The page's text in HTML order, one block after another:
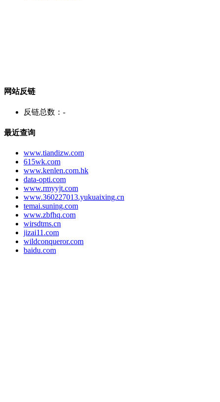
网站反链
反链总数： -
最近查询
www.tiandizw.com
615wk.com
www.kenlen.com.hk
data-opti.com
www.rmyyjt.com
www.360227013.yukuaixing.cn
temai.suning.com
www.zbfhq.com
wirsdtms.cn
jizai11.com
wildconqueror.com
baidu.com